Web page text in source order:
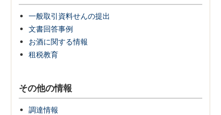
一般取引資料せんの提出
文書回答事例
お酒に関する情報
租税教育
その他の情報
調達情報